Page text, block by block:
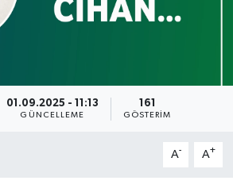
01.09.2025 - 11:13
GÜNCELLEME
161
GÖSTERIM
A- A+